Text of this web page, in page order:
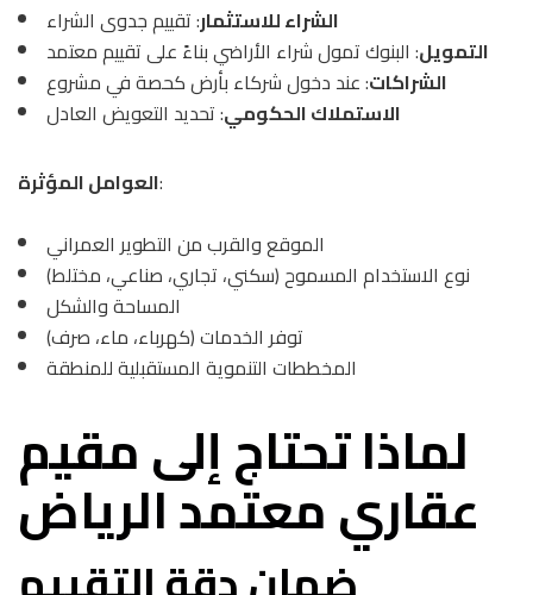
الشراء للاستثمار: تقييم جدوى الشراء
التمويل: البنوك تمول شراء الأراضي بناءً على تقييم معتمد
الشراكات: عند دخول شركاء بأرض كحصة في مشروع
الاستملاك الحكومي: تحديد التعويض العادل
العوامل المؤثرة:
الموقع والقرب من التطوير العمراني
نوع الاستخدام المسموح (سكني، تجاري، صناعي، مختلط)
المساحة والشكل
توفر الخدمات (كهرباء، ماء، صرف)
المخططات التنموية المستقبلية للمنطقة
لماذا تحتاج إلى مقيم
عقاري معتمد الرياض